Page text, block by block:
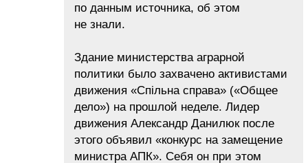
по данным источника, об этом
не знали.
Здание министерства аграрной
политики было захвачено активистами
движения «Спільна справа» («Общее
дело») на прошлой неделе. Лидер
движения Александр Данилюк после
этого объявил «конкурс на замещение
министра АПК». Себя он при этом